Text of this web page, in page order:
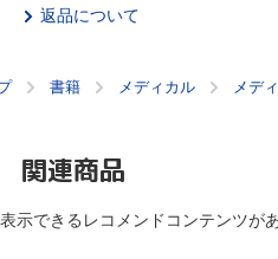
返品について
書籍 メディカル メデ
関連商品
表示できるレコメンドコンテンツが